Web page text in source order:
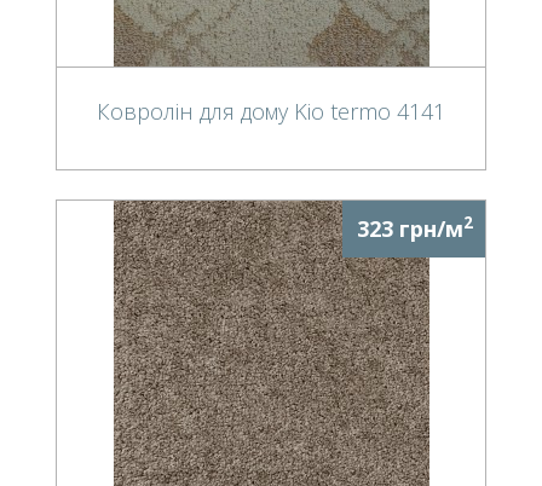
Ковролін для дому Kio termo 4141
323 грн/м2